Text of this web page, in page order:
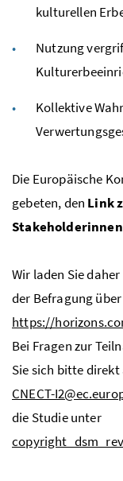
kulturellen
Nutzung
Kollektive
Die Europäische
gebeten, den Link
Wir laden Sie
der Befragung
https://
Bei Fragen zur
Sie sich bitte
CNECT-
die Studie unter